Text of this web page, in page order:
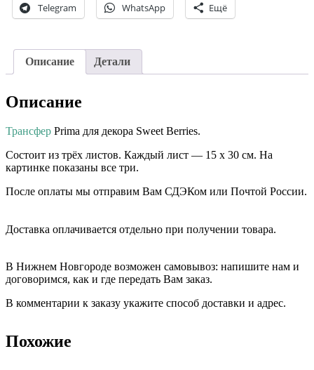
Telegram WhatsApp Ещё
Описание Детали
Описание
Трансфер Prima для декора Sweet Berries.
Состоит из трёх листов. Каждый лист — 15 х 30 см. На
картинке показаны все три.
После оплаты мы отправим Вам СДЭКом или Почтой России.
Доставка оплачивается отдельно при получении товара. ⠀⠀
В Нижнем Новгороде возможен самовывоз: напишите нам и
договоримся, как и где передать Вам заказ.
В комментарии к заказу укажите способ доставки и адрес.
Похожие